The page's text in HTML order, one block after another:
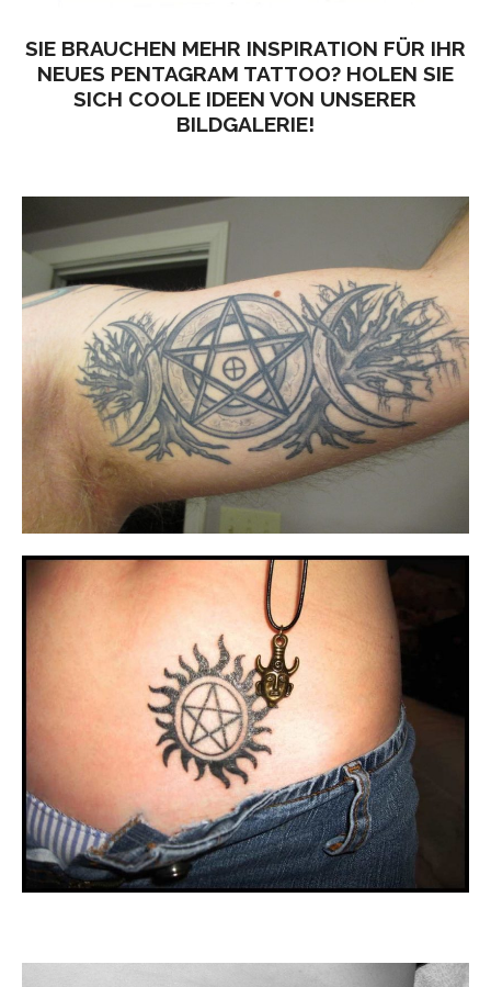
SIE BRAUCHEN MEHR INSPIRATION FÜR IHR
NEUES PENTAGRAM TATTOO? HOLEN SIE
SICH COOLE IDEEN VON UNSERER
BILDGALERIE!